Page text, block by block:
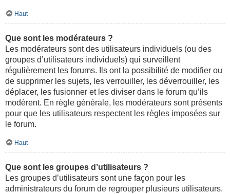
Haut
Que sont les modérateurs ?
Les modérateurs sont des utilisateurs individuels (ou des
groupes d’utilisateurs individuels) qui surveillent
régulièrement les forums. Ils ont la possibilité de modifier ou
de supprimer les sujets, les verrouiller, les déverrouiller, les
déplacer, les fusionner et les diviser dans le forum qu’ils
modèrent. En règle générale, les modérateurs sont présents
pour que les utilisateurs respectent les règles imposées sur
le forum.
Haut
Que sont les groupes d’utilisateurs ?
Les groupes d’utilisateurs sont une façon pour les
administrateurs du forum de regrouper plusieurs utilisateurs.